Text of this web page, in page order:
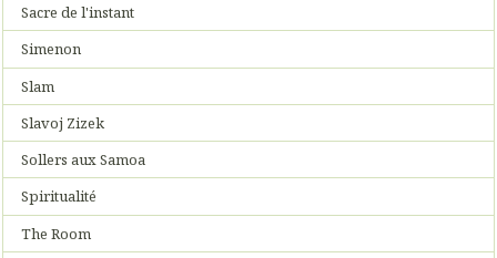
Sacre de l'instant
Simenon
Slam
Slavoj Zizek
Sollers aux Samoa
Spiritualité
The Room